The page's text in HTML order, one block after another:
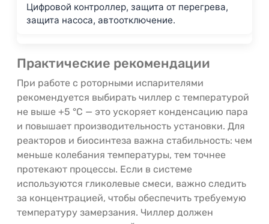
Цифровой контроллер, защита от перегрева,
защита насоса, автоотключение.
Практические рекомендации
При работе с роторными испарителями
рекомендуется выбирать чиллер с температурой
не выше +5 °C — это ускоряет конденсацию пара
и повышает производительность установки. Для
реакторов и биосинтеза важна стабильность: чем
меньше колебания температуры, тем точнее
протекают процессы. Если в системе
используются гликолевые смеси, важно следить
за концентрацией, чтобы обеспечить требуемую
температуру замерзания. Чиллер должен